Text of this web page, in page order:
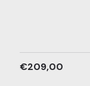
€209,00